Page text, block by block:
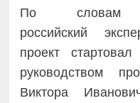
По словам
российский
проект
руководством
Виктора